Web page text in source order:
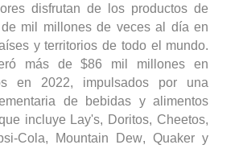
disfrutan de los productos de
de mil millones de veces al día en
y territorios de todo el mundo.
más de $86 mil millones en
en 2022, impulsados por una
de bebidas y alimentos
incluye Lay's, Doritos, Cheetos,
Cola, Mountain
Dew,Quaker y